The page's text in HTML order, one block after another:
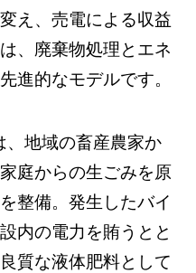
え、売電による収益
、廃棄物処理とエネ
進的なモデルです。
、地域の畜産農家か
庭からの生ごみを原
整備。発生したバイ
内の電力を賄うとと
質な液体肥料として